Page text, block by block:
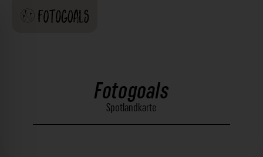
Fotogoals
Spotlandkarte